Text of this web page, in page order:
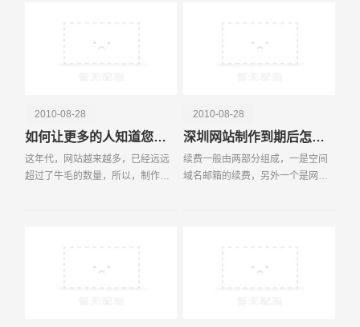
2010-08-28
如何让更多的人知道您的网站
这年代，网站越来越多，已经远远
超过了牛毛的数量，所以，制作网
2010-08-28
深圳网站制作到期后怎么续费？
续费一般由两部分组成，一是空间
域名邮箱的续费，另外一个是网站
微信号